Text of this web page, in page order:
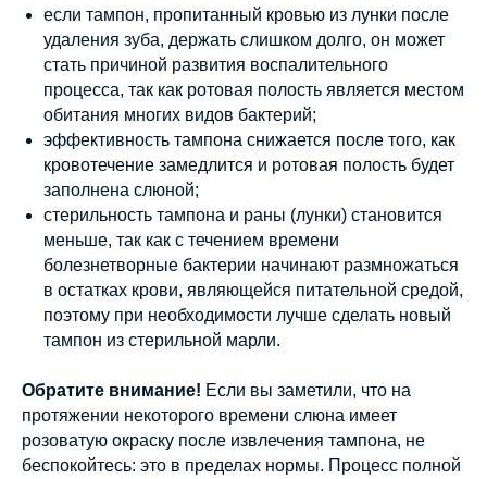
если тампон, пропитанный кровью из лунки после
удаления зуба, держать слишком долго, он может
стать причиной развития воспалительного
процесса, так как ротовая полость является местом
обитания многих видов бактерий;
эффективность тампона снижается после того, как
кровотечение замедлится и ротовая полость будет
заполнена слюной;
стерильность тампона и раны (лунки) становится
меньше, так как с течением времени
болезнетворные бактерии начинают размножаться
в остатках крови, являющейся питательной средой,
поэтому при необходимости лучше сделать новый
тампон из стерильной марли.
Обратите внимание! Если вы заметили, что на
протяжении некоторого времени слюна имеет
розоватую окраску после извлечения тампона, не
беспокойтесь: это в пределах нормы. Процесс полной